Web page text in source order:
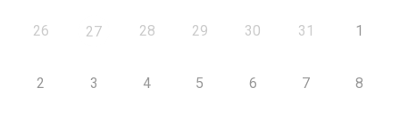
26 27 28 29 30 31 1
2 3 4 5 6 7 8